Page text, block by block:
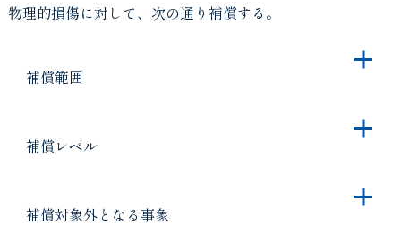
物理的損傷に対して、次の通り補償する。
補償範囲
補償レベル
補償対象外となる事象